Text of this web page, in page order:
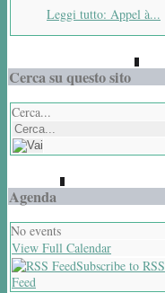
Leggi tutto: Appel à...
Cerca su questo sito
Cerca...
Agenda
No events
View Full Calendar
Subscribe to RSS
Feed